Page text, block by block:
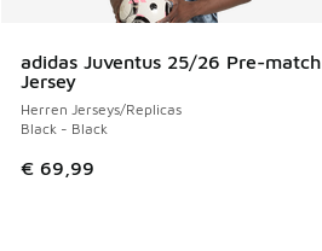
adidas Juventus 25/26 Pre-match
Jersey
Herren Jerseys/Replicas
Black - Black
€ 69,99